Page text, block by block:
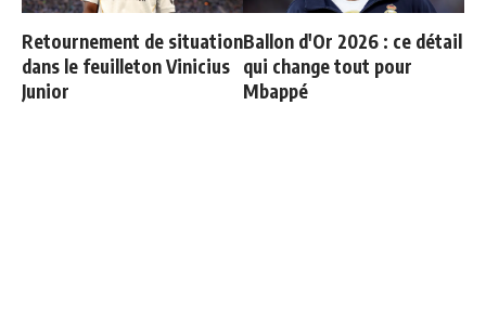
Retournement de situation
dans le feuilleton Vinicius
Junior
Ballon d'Or 2026 : ce détail
qui change tout pour
Mbappé